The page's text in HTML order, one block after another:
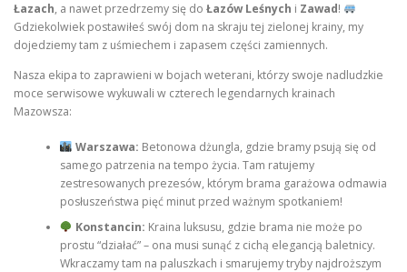
Łazach, a nawet przedrzemy się do Łazów Leśnych i Zawad!
Gdziekolwiek postawiłeś swój dom na skraju tej zielonej krainy, my
dojedziemy tam z uśmiechem i zapasem części zamiennych.
Nasza ekipa to zaprawieni w bojach weterani, którzy swoje nadludzkie
moce serwisowe wykuwali w czterech legendarnych krainach
Mazowsza:
Warszawa: Betonowa dżungla, gdzie bramy psują się od
samego patrzenia na tempo życia. Tam ratujemy
zestresowanych prezesów, którym brama garażowa odmawia
posłuszeństwa pięć minut przed ważnym spotkaniem!
Konstancin: Kraina luksusu, gdzie brama nie może po
prostu “działać” – ona musi sunąć z cichą elegancją baletnicy.
Wkraczamy tam na paluszkach i smarujemy tryby najdroższym